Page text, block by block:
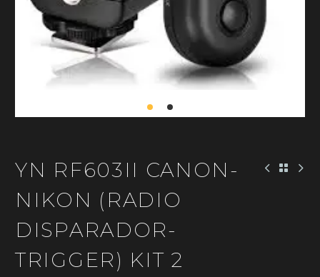
YN RF603II CANON-
NIKON (RADIO
DISPARADOR-
TRIGGER) KIT 2